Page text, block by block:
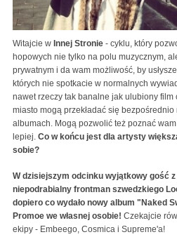
Witajcie w Innej Stronie - cyklu, który
hopowych nie tylko na polu muzycznym,
prywatnym i da wam możliwość, by
których nie spotkacie w normalnych
nawet rzeczy tak banalne jak ulubiony
miasto mogą przekładać się bezpośrednio
albumach. Mogą pozwolić też poznać
lepiej. Co w końcu jest dla artysty
sobie?
W dzisiejszym odcinku wyjątkowy gość
niepodrabialny frontman szwedzkiego
dopiero co wydało nowy album "Naked
Promoe we własnej osobie! Czekajcie
ekipy - Embeego, Cosmica i Supreme'a!